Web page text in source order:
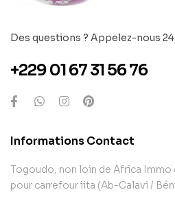
Des questions ? Appelez-nous 24
+229 01 67 31 56 76
Informations Contact
Togoudo, non loin de Africa
pour carrefour iita (Ab-Calavi /